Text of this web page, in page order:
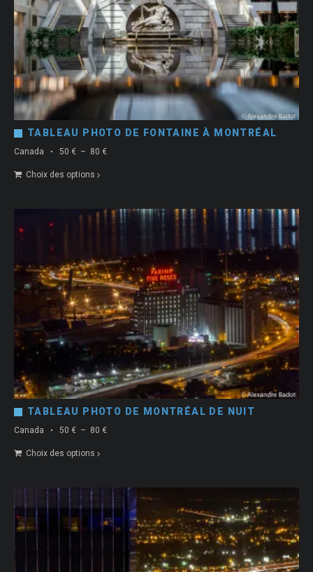
TABLEAU PHOTO DE FONTAINE À MONTRÉAL
Canada
Choix des options
50 € – 80 €Plage
80 €
TABLEAU PHOTO DE MONTRÉAL DE NUIT
Canada
Choix des options
50 € – 80 €Plage
80 €